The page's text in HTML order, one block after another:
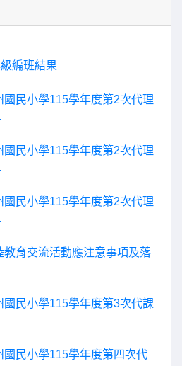
編班結果
國民小學115學年度第2次代理
國民小學115學年度第2次代理
國民小學115學年度第2次代理
教育交流活動應注意事項及落
國民小學115學年度第3次代課
國民小學115學年度第四次代